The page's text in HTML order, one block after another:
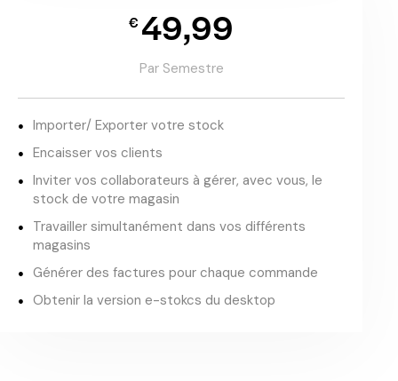
€ 49,99
Par Semestre
Importer/ Exporter votre stock
Encaisser vos clients
Inviter vos collaborateurs à gérer, avec vous, le
stock de votre magasin
Travailler simultanément dans vos différents
magasins
Générer des factures pour chaque commande
Obtenir la version e-stokcs du desktop